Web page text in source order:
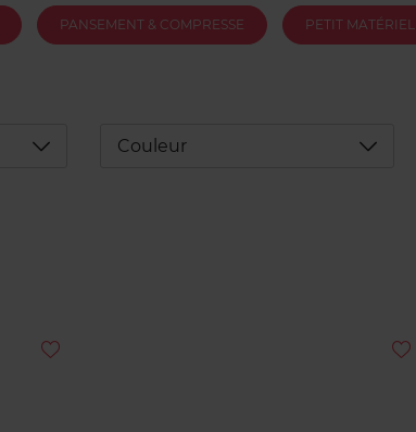
PANSEMENT & COMPRESSE PETIT MATÉRIEL
Déplier Couleur Déplier